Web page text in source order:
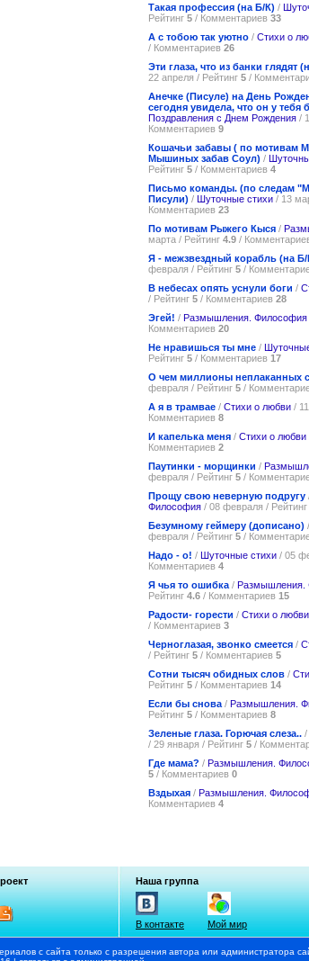
Такая профессия (на Б/К) /
Рейтинг 5 / Комментариев 33
А с тобою так уютно / Стихи о
/ Комментариев 26
Эти глаза, что из банки глядят
22 апреля / Рейтинг 5 /
Анечке (Писуле) на День
сегодня увидела, что он у тебя
Поздравления с Днем Рождения /
Комментариев 9
Кошачьи забавы ( по мотивам
Мышиных забав Соул) /
Рейтинг 5 / Комментариев 4
Письмо команды. (по следам
Писули) / Шуточные стихи / 13
Комментариев 23
По мотивам Рыжего Кыся /
марта / Рейтинг 4.9 /
Я - межзвездный корабль (на Б/
февраля / Рейтинг 5 /
В небесах опять уснули боги /
/ Рейтинг 5 / Комментариев 28
Эгей! / Размышления. Философия
Комментариев 20
Не нравишься ты мне /
Рейтинг 5 / Комментариев 17
О чем миллионы неплаканных
февраля / Рейтинг 5 /
А я в трамвае / Стихи о любви /
Комментариев 8
И капелька меня / Стихи о любви
Комментариев 2
Паутинки - морщинки /
февраля / Рейтинг 5 /
Прощу свою неверную подругу
Философия / 08 февраля / Рейтинг
Безумному геймеру (дописано) /
февраля / Рейтинг 5 /
Надо - о! / Шуточные стихи / 05
Комментариев 4
Я чья то ошибка / Размышления.
Рейтинг 4.6 / Комментариев 15
Радости- горести / Стихи о любви
/ Комментариев 3
Черноглазая, звонко смеется /
/ Рейтинг 5 / Комментариев 5
Сотни тысяч обидных слов /
Рейтинг 5 / Комментариев 14
Если бы снова / Размышления.
Рейтинг 5 / Комментариев 8
Зеленые глаза. Горючая слеза.. /
/ 29 января / Рейтинг 5 /
Где мама? / Размышления.
5 / Комментариев 0
Вздыхая / Размышления.
Комментариев 4
Наша группа
В контакте Мой мир
с сайта только с разрешения автора или администратора